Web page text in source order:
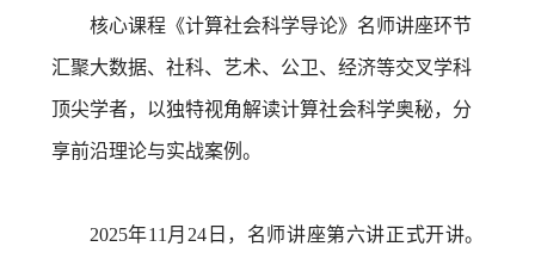
核心课程《计算社会科学导论》名师讲座环节
汇聚大数据、社科、艺术、公卫、经济等交叉学科
顶尖学者，以独特视角解读计算社会科学奥秘，分
享前沿理论与实战案例。
2025年11 月 24日， 名师讲座第六讲正式开讲。